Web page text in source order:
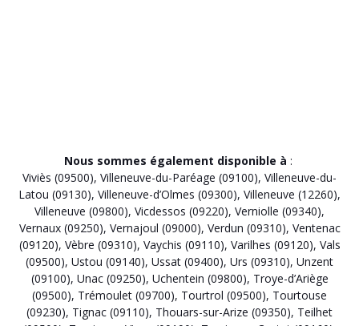
Nous sommes également disponible à :
Viviès (09500), Villeneuve-du-Paréage (09100), Villeneuve-du-
Latou (09130), Villeneuve-d’Olmes (09300), Villeneuve (12260),
Villeneuve (09800), Vicdessos (09220), Verniolle (09340),
Vernaux (09250), Vernajoul (09000), Verdun (09310), Ventenac
(09120), Vèbre (09310), Vaychis (09110), Varilhes (09120), Vals
(09500), Ustou (09140), Ussat (09400), Urs (09310), Unzent
(09100), Unac (09250), Uchentein (09800), Troye-d’Ariège
(09500), Trémoulet (09700), Tourtrol (09500), Tourtouse
(09230), Tignac (09110), Thouars-sur-Arize (09350), Teilhet